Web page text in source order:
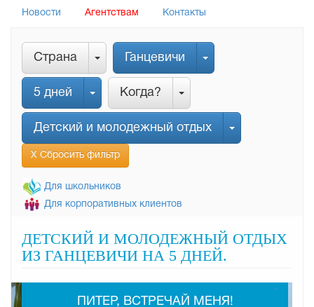
Новости Агентствам Контакты
Страна Ганцевичи
5 дней Когда?
Детский и молодежный отдых
Х Сбросить фильтр
Для школьников
Для корпоративных клиентов
ДЕТСКИЙ И МОЛОДЕЖНЫЙ ОТДЫХ
ИЗ ГАНЦЕВИЧИ НА 5 ДНЕЙ.
ПИТЕР, ВСТРЕЧАЙ МЕНЯ!
-